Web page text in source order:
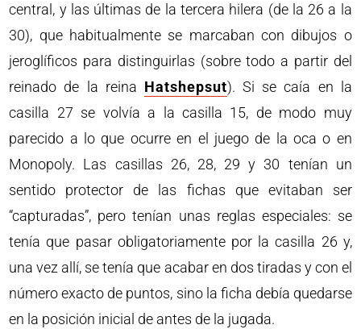
central, y las últimas de la tercera hilera (de la 26 a la
30), que habitualmente se marcaban con dibujos o
jeroglíficos para distinguirlas (sobre todo a partir del
reinado de la reina Hatshepsut). Si se caía en la
casilla 27 se volvía a la casilla 15, de modo muy
parecido a lo que ocurre en el juego de la oca o en
Monopoly. Las casillas 26, 28, 29 y 30 tenían un
sentido protector de las fichas que evitaban ser
“capturadas”, pero tenían unas reglas especiales: se
tenía que pasar obligatoriamente por la casilla 26 y,
una vez allí, se tenía que acabar en dos tiradas y con el
número exacto de puntos, sino la ficha debía quedarse
en la posición inicial de antes de la jugada.